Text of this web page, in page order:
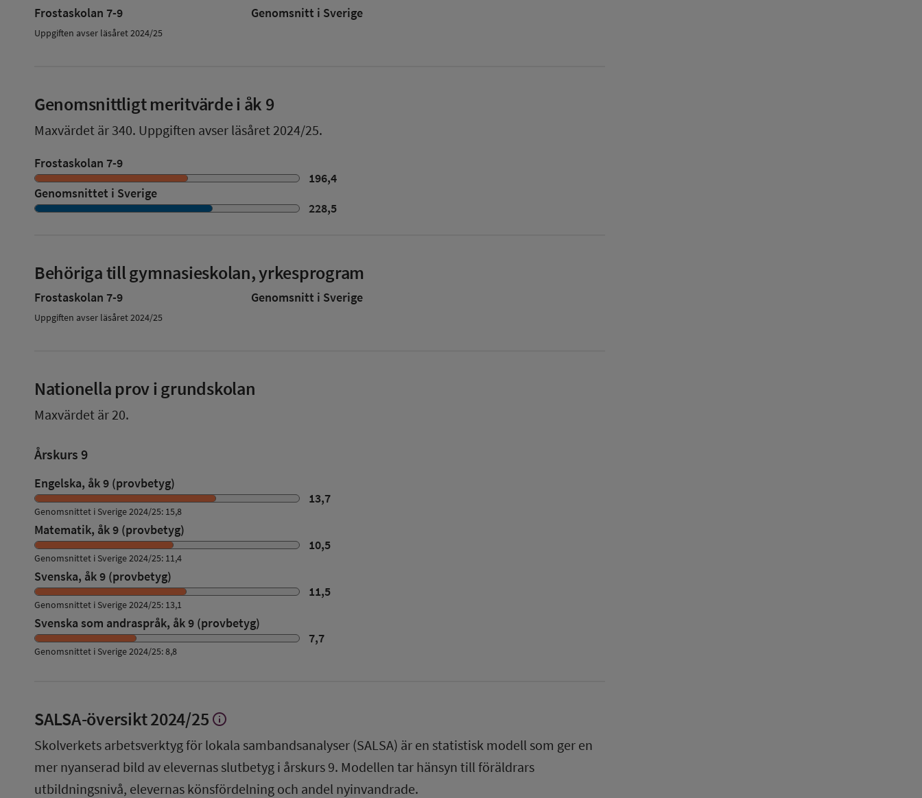
Frostaskolan 7-9 Genomsnitt i Sverige
Uppgiften avser läsåret 2024/25
Genomsnittligt meritvärde i åk 9
Maxvärdet är 340. Uppgiften avser läsåret 2024/25.
Frostaskolan 7-9
196,4
Genomsnittet i Sverige
228,5
Behöriga till gymnasieskolan, yrkesprogram
Frostaskolan 7-9 Genomsnitt i Sverige
Uppgiften avser läsåret 2024/25
Nationella prov i grundskolan
Maxvärdet är 20.
Årskurs 9
Engelska, åk 9 (provbetyg)
13,7
Genomsnittet i Sverige 2024/25: 15,8
Matematik, åk 9 (provbetyg)
10,5
Genomsnittet i Sverige 2024/25: 11,4
Svenska, åk 9 (provbetyg)
11,5
Genomsnittet i Sverige 2024/25: 13,1
Svenska som andraspråk, åk 9 (provbetyg)
7,7
Genomsnittet i Sverige 2024/25: 8,8
SALSA-översikt2024/25 Visa
om
SALSA-
översikt
info
Skolverkets arbetsverktyg för lokala sambandsanalyser (SALSA) är en statistisk modell som ger en
mer nyanserad bild av elevernas slutbetyg i årskurs 9. Modellen tar hänsyn till föräldrars
utbildningsnivå, elevernas könsfördelning och andel nyinvandrade.